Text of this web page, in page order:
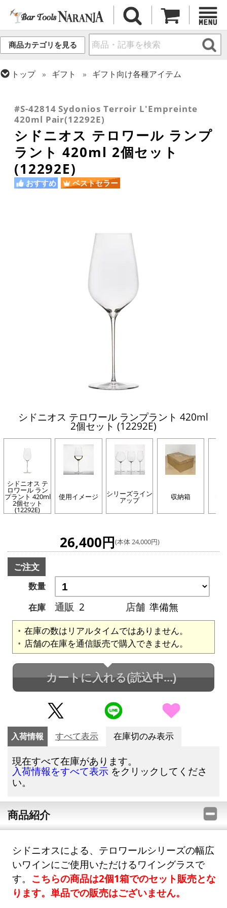
商品カテゴリを見る
トップ ギフト
ギフト向け各種アイテム
ワイングラス
その他ブランド
#S-42814 Sydonios Terroir L'Empreinte
420ml Pair(12292E)
シドニオス テロワール ランプ
ラント 420ml 2個セット
(12292E)
おすすめ ベストセラー
シドニオス テロワール ランプラント 420ml
2個セット (12292E)
シドニオス テ
ロワール ラン
プラント 420ml
2個セット
(12292E)
使用イメージ シリーズライン
アップ 収納箱
26,400円(本体 24,000円)
ご注文
数量
在庫
通販 2 店舗 準備無
在庫の数はリアルタイムではありません。
店舗の在庫を通信販売で購入できません。
カートに入れる(読込中...)
入荷情報 すべて表示 在庫切のみ表示
現在すべて在庫があります。
入荷情報をすべて表示 をクリックしてくださ
い。
商品紹介
シドニオスによる、テロワールシリーズの幅広
いワインにご使用いただけるワイングラスで
す。 こちらの商品は2個1箱でのセット販売とな
ります。単品での販売はございません。